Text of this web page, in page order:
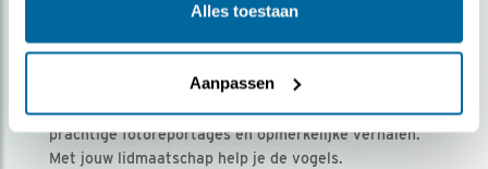
Alles toestaan
Aanpassen
Ontvang 5 x Vogels voor € 36,00 per jaar
Vogels is het tijdschrift voor onze leden, met
prachtige fotoreportages en opmerkelijke verhalen.
Met jouw lidmaatschap help je de vogels.